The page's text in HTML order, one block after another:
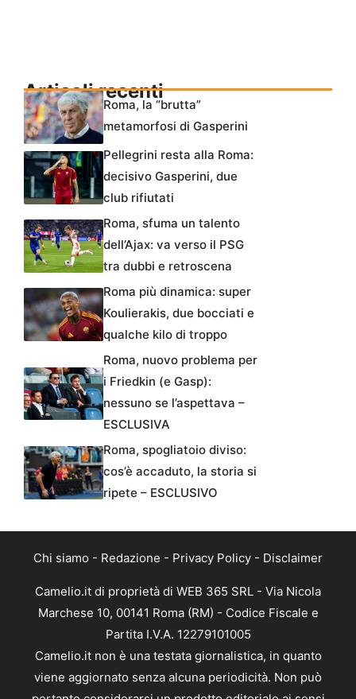
Articoli recenti
Roma, la “brutta”
metamorfosi di Gasperini
Pellegrini resta alla Roma:
decisivo Gasperini, due
club rifiutati
Roma, sfuma un talento
dell’Ajax: va verso il PSG
tra dubbi e retroscena
Roma più dinamica: super
Koulierakis, due bocciati e
qualche kilo di troppo
Roma, nuovo problema per
i Friedkin (e Gasp):
nessuno se l’aspettava –
ESCLUSIVA
Roma, spogliatoio diviso:
cos’è accaduto, la storia si
ripete – ESCLUSIVO
Chi siamo - Redazione - Privacy Policy - Disclaimer
Camelio.it di proprietà di WEB 365 SRL - Via Nicola
Marchese 10, 00141 Roma (RM) - Codice Fiscale e
Partita I.V.A. 12279101005
Camelio.it non è una testata giornalistica, in quanto
viene aggiornato senza alcuna periodicità. Non può